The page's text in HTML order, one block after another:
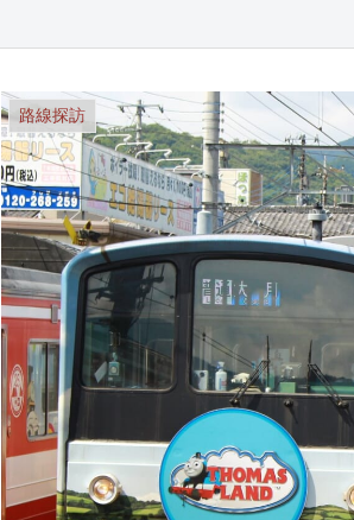
路線探訪